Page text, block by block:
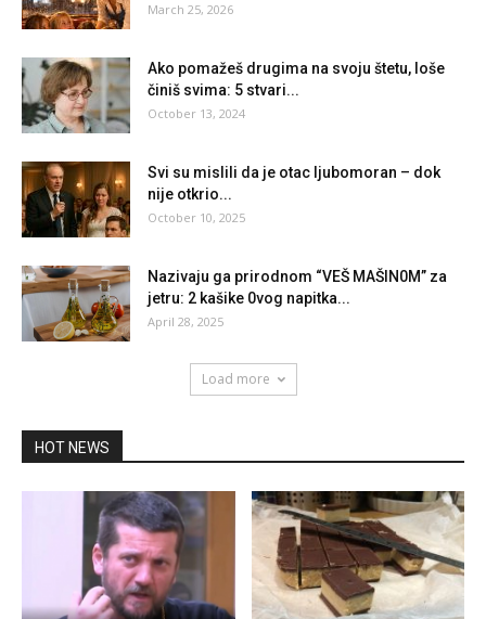
March 25, 2026
Ako pomažeš drugima na svoju štetu, loše
činiš svima: 5 stvari...
October 13, 2024
Svi su mislili da je otac ljubomoran – dok
nije otkrio...
October 10, 2025
Nazivaju ga prirodnom “VEŠ MAŠIN0M” za
jetru: 2 kašike 0vog napitka...
April 28, 2025
Load more
HOT NEWS